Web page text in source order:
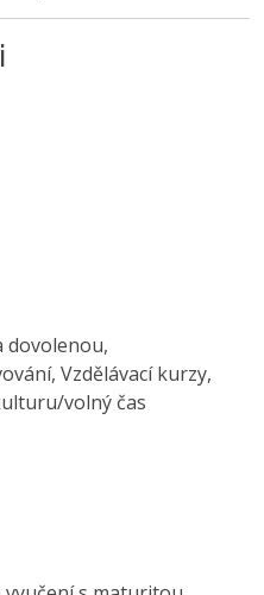
dovolenou,
Vzdělávací kurzy,
volný čas